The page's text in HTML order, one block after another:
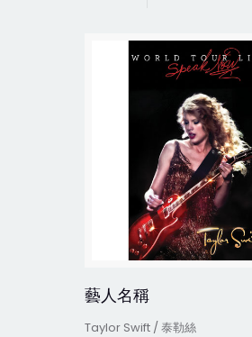
藝人名稱
Taylor Swift / 泰勒絲